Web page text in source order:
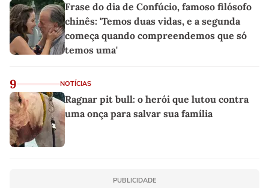
Frase do dia de Confúcio, famoso filósofo
chinês: 'Temos duas vidas, e a segunda
começa quando compreendemos que só
temos uma'
9 NOTÍCIAS
Ragnar pit bull: o herói que lutou contra
uma onça para salvar sua família
PUBLICIDADE